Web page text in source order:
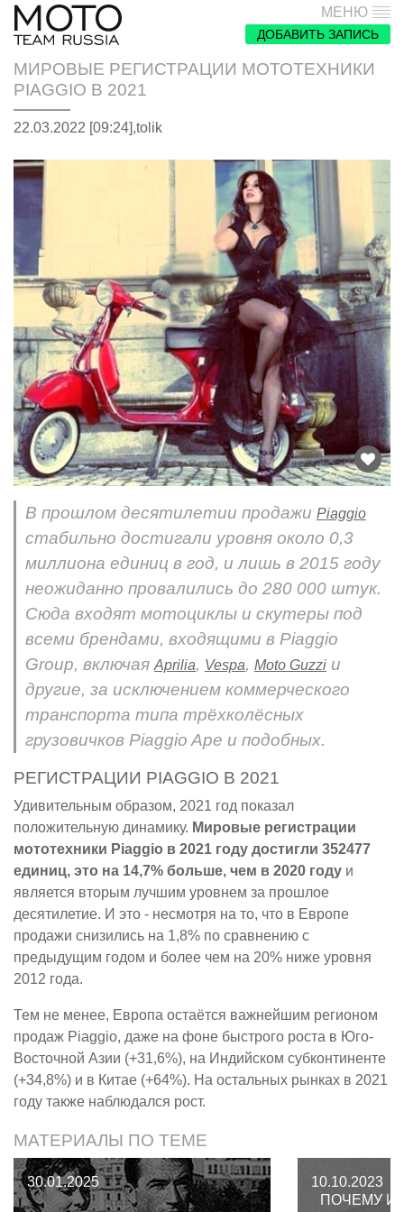
МЕНЮ
ДОБАВИТЬ ЗАПИСЬ
МИРОВЫЕ РЕГИСТРАЦИИ МОТОТЕХНИКИ
PIAGGIO В 2021
22.03.2022 [09:24],tolik
В прошлом десятилетии продажи Piaggio
стабильно достигали уровня около 0,3
миллиона единиц в год, и лишь в 2015 году
неожиданно провалились до 280 000 штук.
Сюда входят мотоциклы и скутеры под
всеми брендами, входящими в Piaggio
Group, включая Aprilia, Vespa, Moto Guzzi и
другие, за исключением коммерческого
транспорта типа трёхколёсных
грузовичков Piaggio Ape и подобных.
РЕГИСТРАЦИИ PIAGGIO В 2021
Удивительным образом, 2021 год показал
положительную динамику. Мировые регистрации
мототехники Piaggio в 2021 году достигли 352477
единиц, это на 14,7% больше, чем в 2020 году и
является вторым лучшим уровнем за прошлое
десятилетие. И это - несмотря на то, что в Европе
продажи снизились на 1,8% по сравнению с
предыдущим годом и более чем на 20% ниже уровня
2012 года.
Тем не менее, Европа остаётся важнейшим регионом
продаж Piaggio, даже на фоне быстрого роста в Юго-
Восточной Азии (+31,6%), на Индийском субконтиненте
(+34,8%) и в Китае (+64%). На остальных рынках в 2021
году также наблюдался рост.
МАТЕРИАЛЫ ПО ТЕМЕ
30.01.2025
10.10.2023
ПОЧЕМУ И